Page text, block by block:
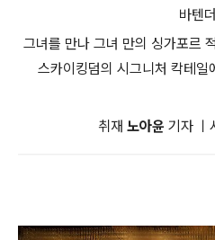
바텐
그녀를 만나 그녀 만의 싱가포르
스카이킹덤의 시그니처 칵테일
취재 노아윤 기자 ㅣ